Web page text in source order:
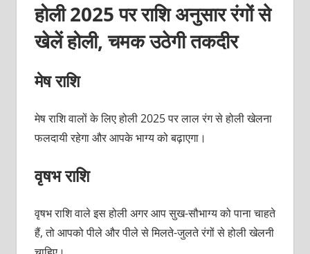
होली 2025 पर राशि अनुसार रंगों से
खेलें होली, चमक उठेगी तकदीर
मेष राशि
मेष राशि वालों के लिए होली 2025 पर लाल रंग से होली खेलना
फलदायी रहेगा और आपके भाग्य को बढ़ाएगा।
वृषभ राशि
वृषभ राशि वाले इस होली अगर आप सुख-सौभाग्य को पाना चाहते
हैं, तो आपको पीले और पीले से मिलते-जुलते रंगों से होली खेलनी